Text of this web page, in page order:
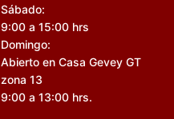
Sábado:
9:00 a 15:00 hrs
Domingo:
Abierto en Casa Gevey GT
zona 13
9:00 a 13:00 hrs.